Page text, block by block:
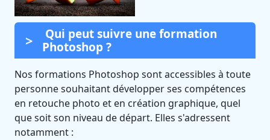
Qui peut suivre une formation
Photoshop ?
Nos formations Photoshop sont accessibles à toute
personne souhaitant développer ses compétences
en retouche photo et en création graphique, quel
que soit son niveau de départ. Elles s'adressent
notamment :